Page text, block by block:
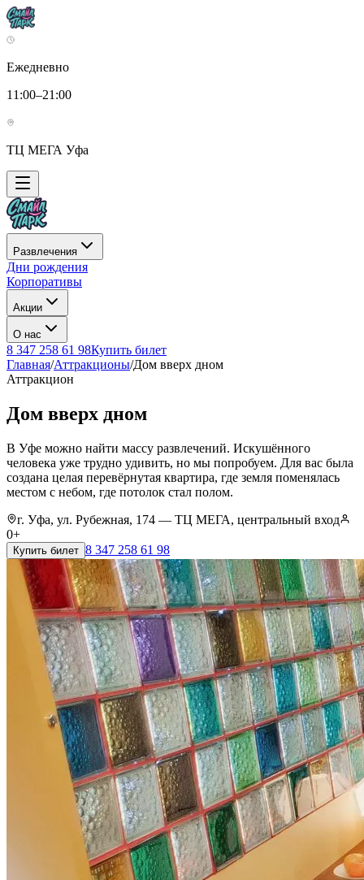
Ежедневно
11:00–21:00
ТЦ МЕГА Уфа
Развлечения
Дни рождения
Корпоративы
Акции
О нас
8 347 258 61 98Купить билет
Главная/Аттракционы/Дом вверх дном
Аттракцион
Дом вверх дном
В Уфе можно найти массу развлечений. Искушённого
человека уже трудно удивить, но мы попробуем. Для вас была
создана целая перевёрнутая квартира, где земля поменялась
местом с небом, где потолок стал полом.
г. Уфа, ул. Рубежная, 174 — ТЦ МЕГА, центральный вход
0+
Купить билет 8 347 258 61 98